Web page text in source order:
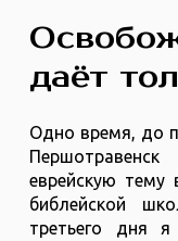
даёт
Одно время, до
еврейскую тему
библейской
третьего дня